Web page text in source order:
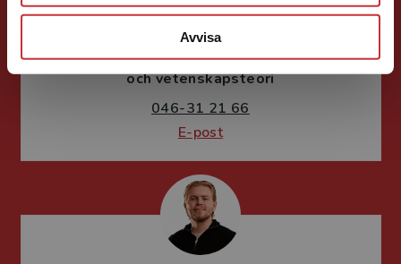
Avvisa
Ola Håkansson
Förläggare Ekonomi Forskningsmetodik
och vetenskapsteori
046-31 21 66
E-post